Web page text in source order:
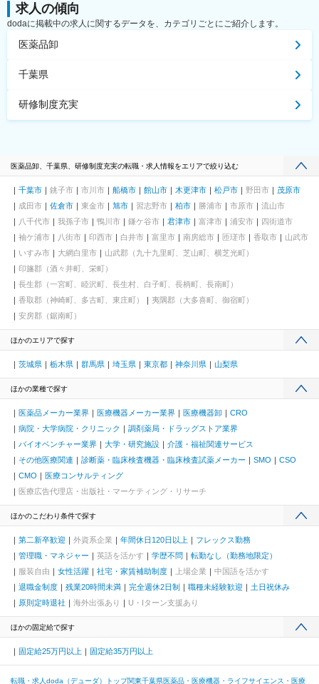
求人の傾向
dodaに掲載中の求人に関するデータを、カテゴリごとにご紹介します。
医薬品卸
千葉県
研修制度充実
医薬品卸、千葉県、研修制度充実の転職・求人情報をエリアで絞り込む
千葉市 銚子市 市川市 船橋市 館山市 木更津市 松戸市 野田市
茂原市
成田市
佐倉市 東金市 旭市 習志野市 柏市 勝浦市 市原市
流山市
八千代市
我孫子市 鴨川市 鎌ケ谷市 君津市 富津市 浦安市
四街道市
袖ケ浦市
八街市 印西市 白井市 富里市 南房総市 匝瑳市 香取市
山武市
いすみ市
大網白里市
山武郡（九十九里町、芝山町、横芝光町）
印旛郡（酒々井町、栄町）
長生郡（一宮町、睦沢町、長生村、白子町、長柄町、長南町）
香取郡（神崎町、多古町、東庄町）
夷隅郡（大多喜町、御宿町）
安房郡（鋸南町）
ほかのエリアで探す
茨城県 栃木県 群馬県 埼玉県 東京都 神奈川県 山梨県
ほかの業種で探す
医薬品メーカー業界 医療機器メーカー業界 医療機器卸
CRO
病院・大学病院・クリニック
調剤薬局・ドラッグストア業界
バイオベンチャー業界
大学・研究施設
介護・福祉関連サービス
その他医療関連
診断薬・臨床検査機器・臨床検査試薬メーカー SMO
CSO
CMO
医療コンサルティング
医療広告代理店・出版社・マーケティング・リサーチ
ほかのこだわり条件で探す
第二新卒歓迎 外資系企業 年間休日120日以上
フレックス勤務
管理職・マネジャー
英語を活かす 学歴不問
転勤なし（勤務地限定）
服装自由
女性活躍 社宅・家賃補助制度 上場企業
中国語を活かす
退職金制度
残業20時間未満 完全週休2日制 職種未経験歓迎
土日祝休み
原則定時退社
海外出張あり U・Iターン支援あり
ほかの固定給で探す
固定給25万円以上 固定給35万円以上
転職・求人doda（デューダ）トップ関東千葉県医薬品・医療機器・ライフサイエンス・医療